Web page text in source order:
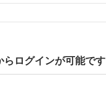
ログインが可能です